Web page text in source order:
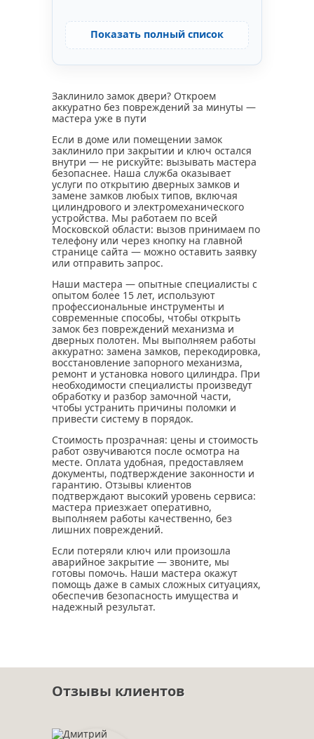
Показать полный список
Заклинило замок двери? Откроем
аккуратно без повреждений за минуты —
мастера уже в пути
Если в доме или помещении замок
заклинило при закрытии и ключ остался
внутри — не рискуйте: вызывать мастера
безопаснее. Наша служба оказывает
услуги по открытию дверных замков и
замене замков любых типов, включая
цилиндрового и электромеханического
устройства. Мы работаем по всей
Московской области: вызов принимаем по
телефону или через кнопку на главной
странице сайта — можно оставить заявку
или отправить запрос.
Наши мастера — опытные специалисты с
опытом более 15 лет, используют
профессиональные инструменты и
современные способы, чтобы открыть
замок без повреждений механизма и
дверных полотен. Мы выполняем работы
аккуратно: замена замков, перекодировка,
восстановление запорного механизма,
ремонт и установка нового цилиндра. При
необходимости специалисты произведут
обработку и разбор замочной части,
чтобы устранить причины поломки и
привести систему в порядок.
Стоимость прозрачная: цены и стоимость
работ озвучиваются после осмотра на
месте. Оплата удобная, предоставляем
документы, подтверждение законности и
гарантию. Отзывы клиентов
подтверждают высокий уровень сервиса:
мастера приезжает оперативно,
выполняем работы качественно, без
лишних повреждений.
Если потеряли ключ или произошла
аварийное закрытие — звоните, мы
готовы помочь. Наши мастера окажут
помощь даже в самых сложных ситуациях,
обеспечив безопасность имущества и
надежный результат.
Отзывы клиентов